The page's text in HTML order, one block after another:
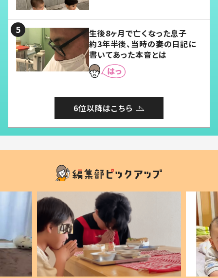
生後8ヶ月で亡くなった息子
約3年半後、当時の妻の日記に
書いてあった本音とは
6位以降はこちら